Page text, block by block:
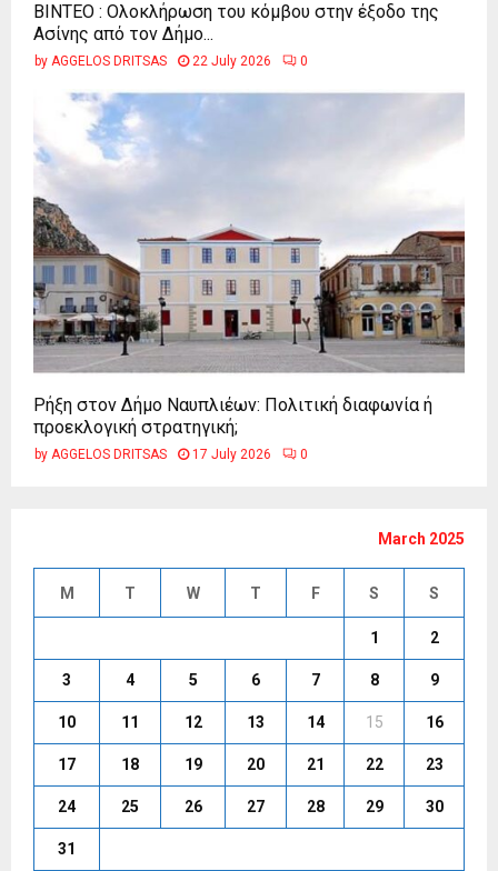
ΒΙΝΤΕΟ : Ολοκλήρωση του κόμβου στην έξοδο της
Ασίνης από τον Δήμο...
by AGGELOS DRITSAS 22 July 2026 0
Ρήξη στον Δήμο Ναυπλιέων: Πολιτική διαφωνία ή
προεκλογική στρατηγική;
by AGGELOS DRITSAS 17 July 2026 0
March 2025
M T W T F S S
1 2
3 4 5 6 7 8 9
10 11 12 13 14 15 16
17 18 19 20 21 22 23
24 25 26 27 28 29 30
31